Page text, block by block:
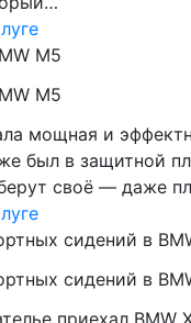
M5
M5
мощная и
был в защитной
своё — даже
сидений в
сидений в
приехал